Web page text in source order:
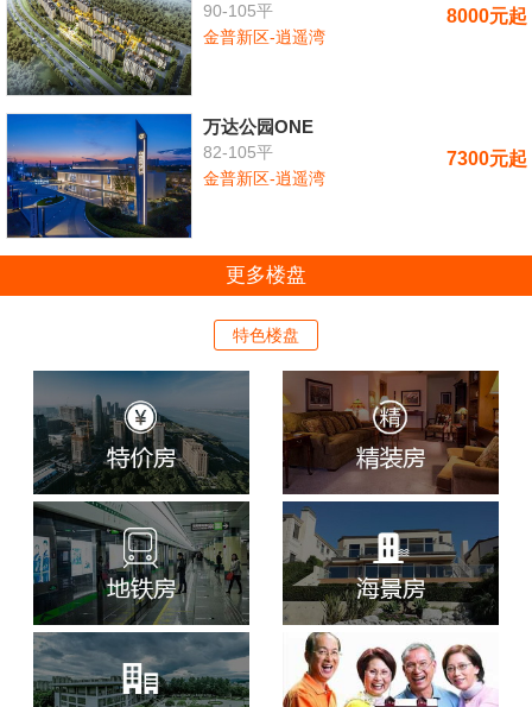
90-105平
金普新区-逍遥湾
8000元起
万达公园ONE
82-105平
金普新区-逍遥湾
7300元起
更多楼盘
特色楼盘